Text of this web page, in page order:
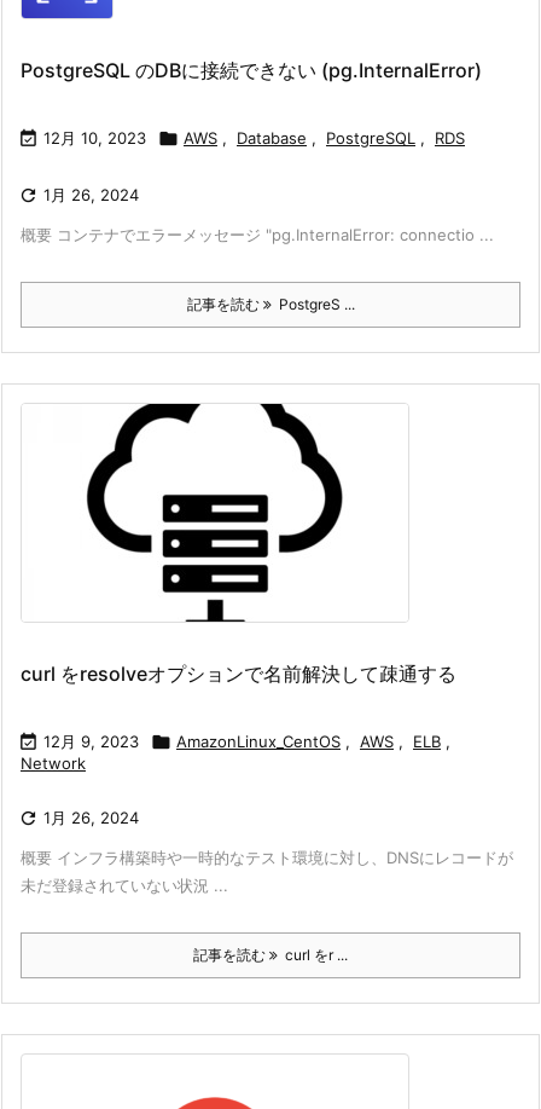
PostgreSQL のDBに接続できない (pg.InternalError)
 12月 10, 2023  AWS , Database , PostgreSQL , RDS
 1月 26, 2024
概要 コンテナでエラーメッセージ "pg.InternalError: connectio ...
記事を読む PostgreS ...
curl をresolveオプションで名前解決して疎通する
 12月 9, 2023  AmazonLinux_CentOS , AWS , ELB ,
Network
 1月 26, 2024
概要 インフラ構築時や一時的なテスト環境に対し、DNSにレコードが
未だ登録されていない状況 ...
記事を読む curl をr ...